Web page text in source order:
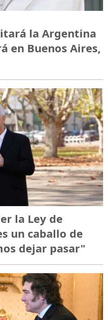
la Argentina
en Buenos Aires,
la Ley de
un caballo de
dejar pasar"